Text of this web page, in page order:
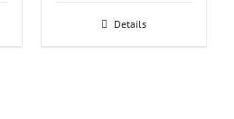
Details